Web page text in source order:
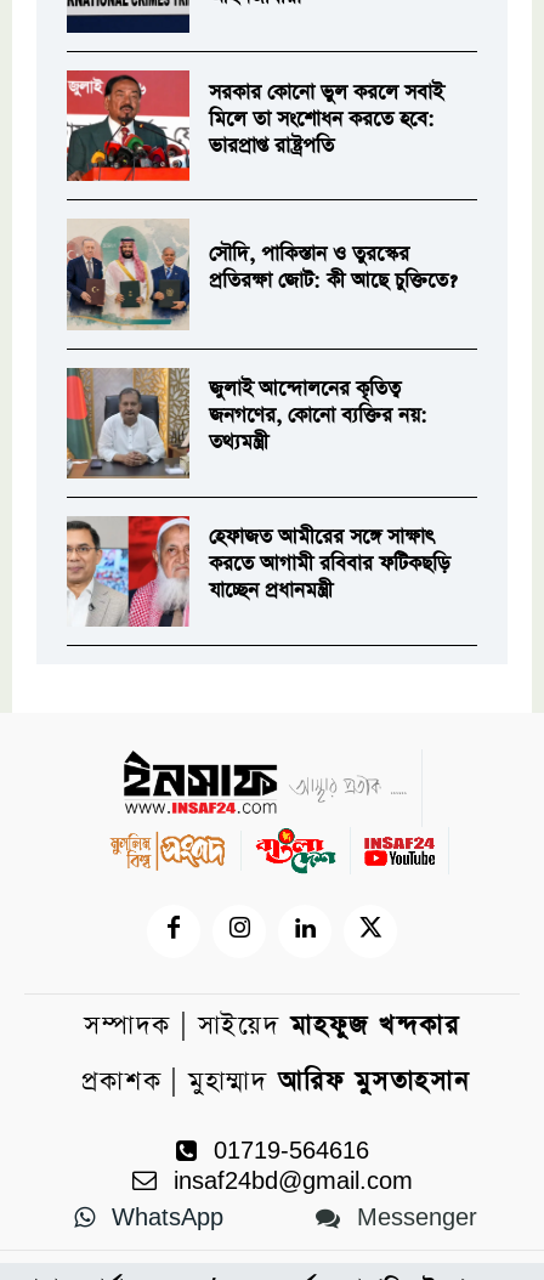
সরকার কোনো ভুল করলে সবাই
মিলে তা সংশোধন করতে হবে:
ভারপ্রাপ্ত রাষ্ট্রপতি
সৌদি, পাকিস্তান ও তুরস্কের
প্রতিরক্ষা জোট: কী আছে চুক্তিতে?
জুলাই আন্দোলনের কৃতিত্ব
জনগণের, কোনো ব্যক্তির নয়:
তথ্যমন্ত্রী
হেফাজত আমীরের সঙ্গে সাক্ষাৎ
করতে আগামী রবিবার ফটিকছড়ি
যাচ্ছেন প্রধানমন্ত্রী
সম্পাদক | সাইয়েদমাহফুজ খন্দকার
প্রকাশক | মুহাম্মাদআরিফ মুসতাহসান
01719-564616
insaf24bd@gmail.com
WhatsApp
Messenger